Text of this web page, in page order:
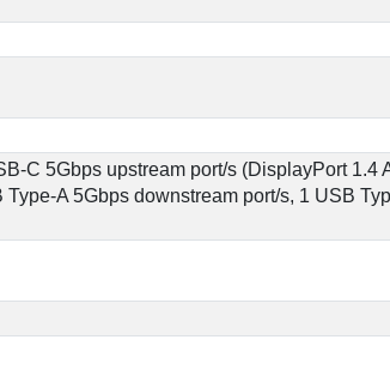
C 5Gbps upstream port/s (DisplayPort
A 5Gbps downstream port/s, 1 USB